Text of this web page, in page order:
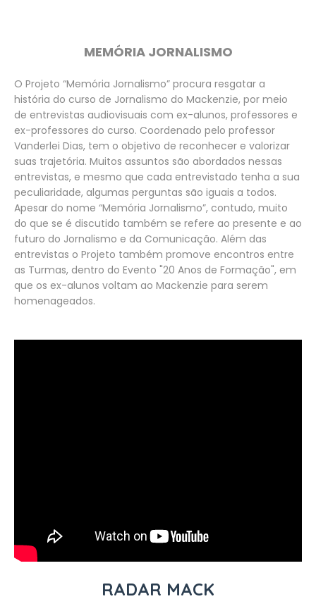
MEMÓRIA JORNALISMO
O Projeto “Memória Jornalismo” procura resgatar a
história do curso de Jornalismo do Mackenzie, por meio
de entrevistas audiovisuais com ex-alunos, professores e
ex-professores do curso. Coordenado pelo professor
Vanderlei Dias, tem o objetivo de reconhecer e valorizar
suas trajetória. Muitos assuntos são abordados nessas
entrevistas, e mesmo que cada entrevistado tenha a sua
peculiaridade, algumas perguntas são iguais a todos.
Apesar do nome “Memória Jornalismo”, contudo, muito
do que se é discutido também se refere ao presente e ao
futuro do Jornalismo e da Comunicação. Além das
entrevistas o Projeto também promove encontros entre
as Turmas, dentro do Evento "20 Anos de Formação", em
que os ex-alunos voltam ao Mackenzie para serem
homenageados.
RADAR MACK